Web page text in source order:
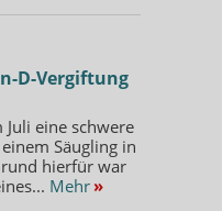
D-Vergiftung
eine schwere
Säugling in
hierfür war
Mehr »